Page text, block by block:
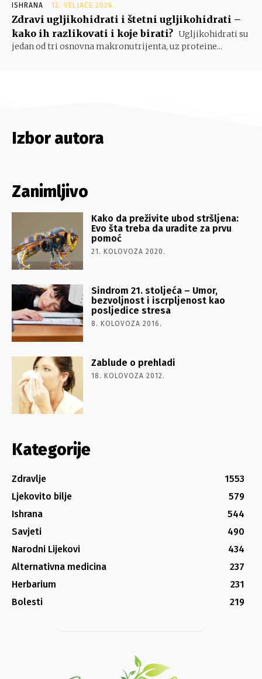
ISHRANA 12. VELJAČE 2026.
Zdravi ugljikohidrati i štetni ugljikohidrati –
kako ih razlikovati i koje birati? Ugljikohidrati su
jedan od tri osnovna makronutrijenta, uz proteine...
Izbor autora
Zanimljivo
Kako da preživite ubod stršljena:
Evo šta treba da uradite za prvu
pomoć
21. KOLOVOZA 2020.
Sindrom 21. stoljeća – Umor,
bezvoljnost i iscrpljenost kao
posljedice stresa
8. KOLOVOZA 2016.
Zablude o prehladi
18. KOLOVOZA 2012.
Kategorije
Zdravlje
1553
Ljekovito bilje
579
Ishrana
544
Savjeti
490
Narodni Lijekovi
434
Alternativna medicina
237
Herbarium
231
Bolesti
219